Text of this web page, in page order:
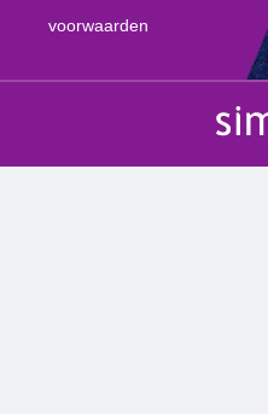
voorwaarden